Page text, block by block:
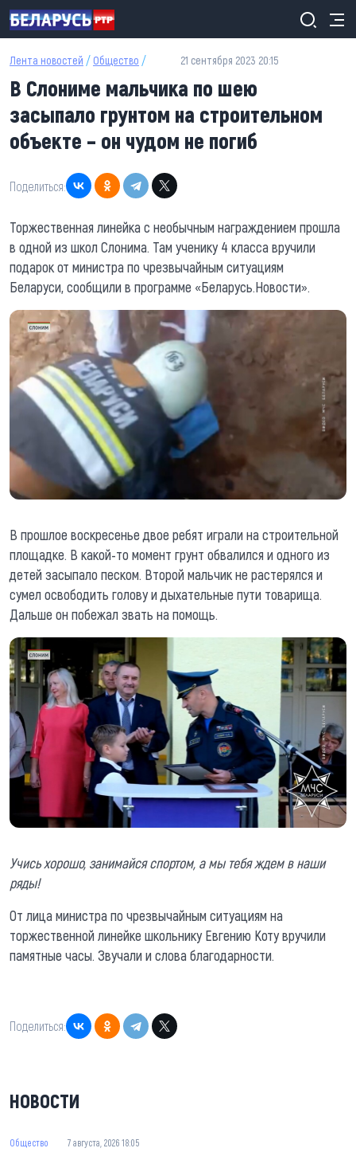
Перейти к основному содержанию
Лента новостей / Общество / 21 сентября 2023 20:15
В Слониме мальчика по шею
засыпало грунтом на строительном
объекте – он чудом не погиб
Поделиться:
Торжественная линейка с необычным награждением прошла
в одной из школ Слонима. Там ученику 4 класса вручили
подарок от министра по чрезвычайным ситуациям
Беларуси, сообщили в программе «Беларусь.Новости».
В прошлое воскресенье двое ребят играли на строительной
площадке. В какой-то момент грунт обвалился и одного из
детей засыпало песком. Второй мальчик не растерялся и
сумел освободить голову и дыхательные пути товарища.
Дальше он побежал звать на помощь.
Учись хорошо, занимайся спортом, а мы тебя ждем в наши
ряды!
От лица министра по чрезвычайным ситуациям на
торжественной линейке школьнику Евгению Коту вручили
памятные часы. Звучали и слова благодарности.
Поделиться:
НОВОСТИ
Общество 7 августа, 2026 18:05